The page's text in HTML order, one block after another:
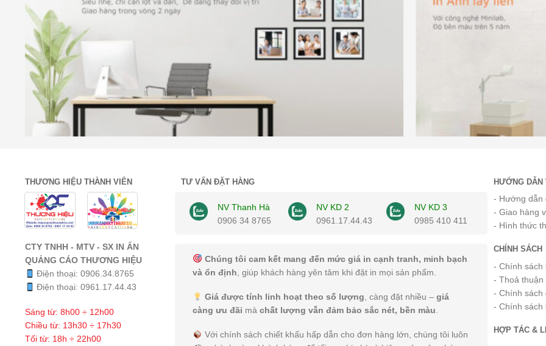
THƯƠNG HIỆU THÀNH VIÊN
CTY TNHH - MTV - SX IN ẤN
QUẢNG CÁO THƯƠNG HIỆU
Điện thoại:0906.34.8765
Điện thoại:0961.17.44.43
Sáng từ: 8h00 ÷ 12h00
Chiều từ: 13h30 ÷ 17h30
Tối từ: 18h ÷ 22h00
TƯ VẤN ĐẶT HÀNG
NV Thanh Hà
0906 34 8765
NV KD 2
0961.17.44.43
NV KD 3
0985 410 411
Chúng tôi cam kết mang đến mức giá in cạnh tranh, minh bạch
và ổn định , giúp khách hàng yên tâm khi đặt in mọi sản phẩm.
Giá được tính linh hoạt theo số lượng, càng đặt nhiều – giá
càng ưu đãi màchất lượng vẫn đảm bảo sắc nét, bền màu.
Với chính sách chiết khấu hấp dẫn cho đơn hàng lớn, chúng tôi luôn
HƯỚNG DẪN
- Hướng dẫn
- Giao hàng
- Hình thức
CHÍNH SÁCH
- Chính sách
- Thoả thuận
- Chính sách
- Chính sách
HỢP TÁC &